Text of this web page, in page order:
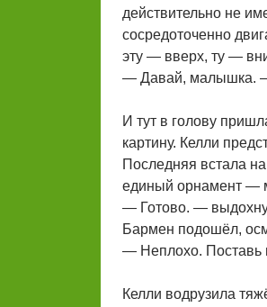
действительно не
сосредоточенно
эту — вверх, ту —
— Давай, малышка. —
И тут в голову
картину. Келли
Последняя встала
единый орнамент —
— Готово. —
Бармен подошёл,
— Неплохо. Поставь
Келли водрузила